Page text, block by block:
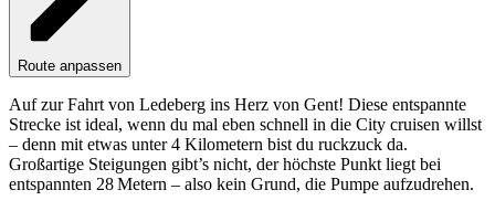
Route anpassen
Auf zur Fahrt von Ledeberg ins Herz von Gent! Diese entspannte
Strecke ist ideal, wenn du mal eben schnell in die City cruisen willst
– denn mit etwas unter 4 Kilometern bist du ruckzuck da.
Großartige Steigungen gibt’s nicht, der höchste Punkt liegt bei
entspannten 28 Metern – also kein Grund, die Pumpe aufzudrehen.